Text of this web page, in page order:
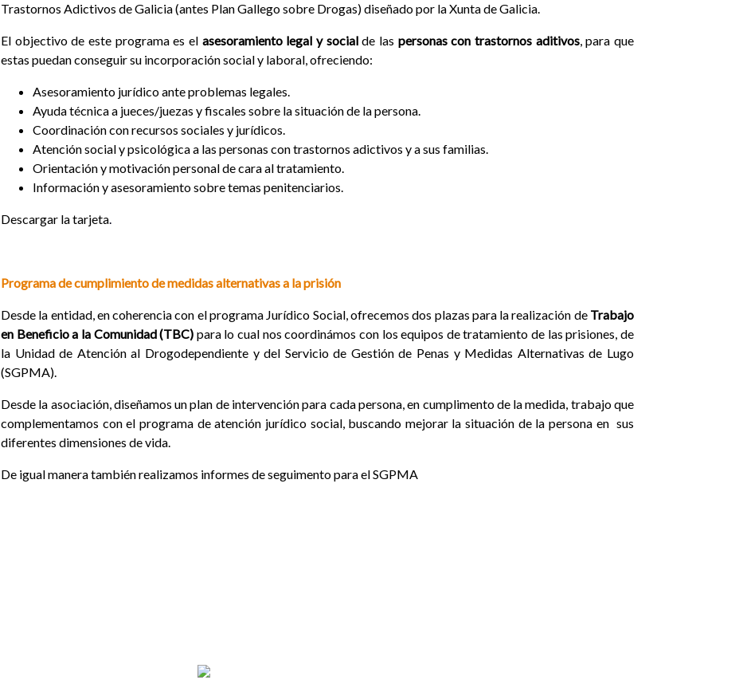
Trastornos Adictivos de Galicia (antes Plan Gallego sobre Drogas) diseñado por la Xunta de Galicia.
El objectivo de este programa es el asesoramiento legal y socialde las personas con trastornos aditivos, para que
estas puedan conseguir su incorporación social y laboral, ofreciendo:
Asesoramiento jurídico ante problemas legales.
Ayuda técnica a jueces/juezas y fiscales sobre la situación de la persona.
Coordinación con recursos sociales y jurídicos.
Atención social y psicológica a las personas con trastornos adictivos y a sus familias.
Orientación y motivación personal de cara al tratamiento.
Información y asesoramiento sobre temas penitenciarios.
Descargar la tarjeta.
Programa de cumplimiento de medidas alternativas a la prisión
Desde la entidad, en coherencia con el programa Jurídico Social, ofrecemos dos plazas para la realización deTrabajo
en Beneficio a la Comunidad (TBC) para lo cual nos coordinámos con los equipos de tratamiento de las prisiones, de
la Unidad de Atención al Drogodependiente y del Servicio de Gestión de Penas y Medidas Alternativas de Lugo
(SGPMA).
Desde la asociación, diseñamos un plan de intervención para cada persona, en cumplimento de la medida, trabajo que
complementamos con el programa de atención jurídico social, buscando mejorar la situación de la persona en sus
diferentes dimensiones de vida.
De igual manera también realizamos informes de seguimento para el SGPMA